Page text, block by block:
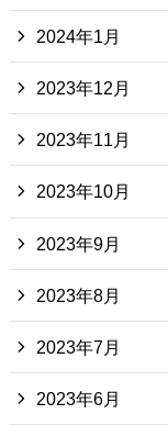
2024年1月
2023年12月
2023年11月
2023年10月
2023年9月
2023年8月
2023年7月
2023年6月